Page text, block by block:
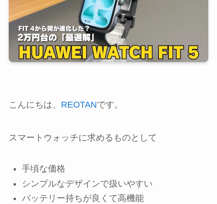
こんにちは、 REOTANです。
スマートウォッチに求めるものとして
手頃な価格
シンプルなデザインで扱いやすい
バッテリー持ちが良くて高機能